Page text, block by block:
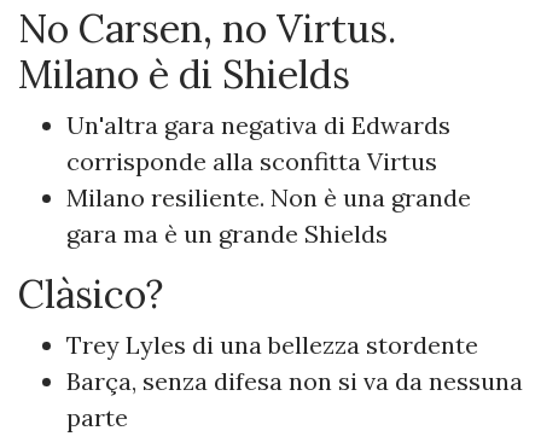
No Carsen, no Virtus.
Milano è di Shields
Un'altra gara negativa di Edwards
corrisponde alla sconfitta Virtus
Milano resiliente. Non è una grande
gara ma è un grande Shields
Clàsico?
Trey Lyles di una bellezza stordente
Barça, senza difesa non si va da nessuna
parte